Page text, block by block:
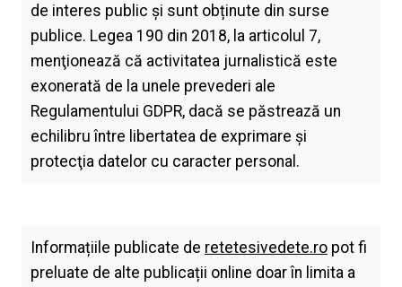
de interes public și sunt obținute din surse
publice. Legea 190 din 2018, la articolul 7,
menţionează că activitatea jurnalistică este
exonerată de la unele prevederi ale
Regulamentului GDPR, dacă se păstrează un
echilibru între libertatea de exprimare şi
protecţia datelor cu caracter personal.
Informațiile publicate de retetesivedete.ropot fi
preluate de alte publicații online doar în limita a